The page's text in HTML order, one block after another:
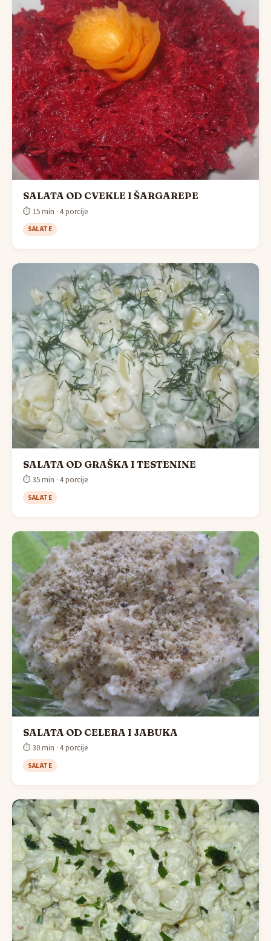
SALATA OD CVEKLE I ŠARGAREPE
⏱ 15 min · 4 porcije
SALATE
SALATA OD GRAŠKA I TESTENINE
⏱ 35 min · 4 porcije
SALATE
SALATA OD CELERA I JABUKA
⏱ 30 min · 4 porcije
SALATE